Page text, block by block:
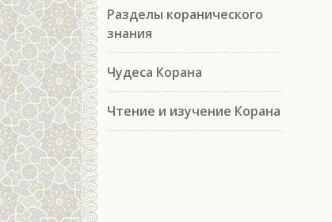
Разделы коранического
знания
Чудеса Корана
Чтение и изучение Корана